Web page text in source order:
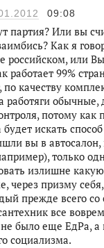
09:08
партия? Или вы
Как я
российском, или
работает 99%
по качеству
работяги
потому как
искать
вы в
только
излишне
через призму
прежде всего со
все
было еще ЕдРа,
социализма.